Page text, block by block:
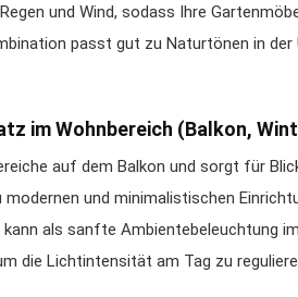
und Wind, sodass Ihre
passt gut zu Naturtönen in
im Wohnbereich (Balkon,
auf dem Balkon und sorgt für
und minimalistischen
kann als sanfte Ambientebeleuchtung
die Lichtintensität am Tag zu